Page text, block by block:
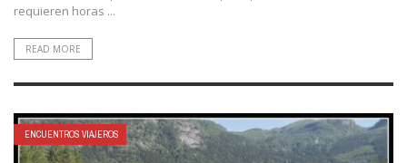
requieren horas ...
READ MORE
ENCUENTROS VIAJEROS